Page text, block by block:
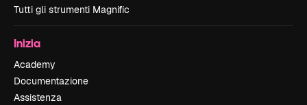
Tutti gli strumenti Magnific
Inizia
Academy
Documentazione
Assistenza